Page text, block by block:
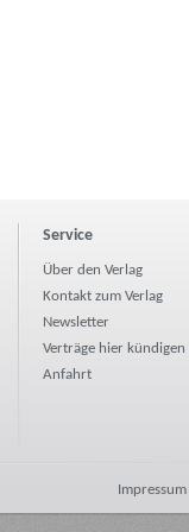
Service
Über den Verlag
Kontakt zum Verlag
Newsletter
Verträge hier kündigen
Anfahrt
Impressum